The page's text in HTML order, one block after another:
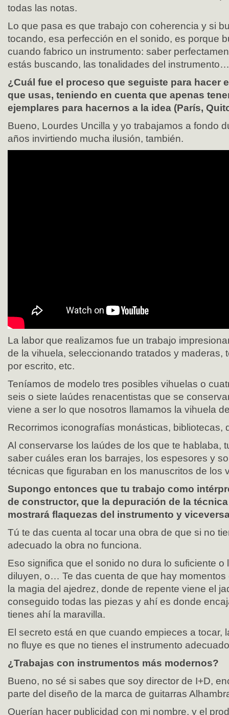
todas las notas.
Lo que pasa es que trabajo con coherencia y si
tocando, esa perfección en el sonido, es porque
cuando fabrico un instrumento: saber
estás buscando, las tonalidades del instrumento…
¿Cuál fue el proceso que seguiste para hacer
que usas, teniendo en cuenta que apenas
ejemplares para hacernos a la idea (París,
Bueno, Lourdes Uncilla y yo trabajamos a fondo
años invirtiendo mucha ilusión, también.
La labor que realizamos fue un trabajo
de la vihuela, seleccionando tratados y maderas,
por escrito, etc.
Teníamos de modelo tres posibles vihuelas o
seis o siete laúdes renacentistas que se
viene a ser lo que nosotros llamamos la vihuela
Recorrimos iconografías monásticas, bibliotecas,
Al conservarse los laúdes de los que te hablaba,
saber cuáles eran los barrajes, los espesores y
técnicas que figuraban en los manuscritos de los
Supongo entonces que tu trabajo como
de constructor, que la depuración de la
mostrará flaquezas del instrumento y
Tú te das cuenta al tocar una obra de que si no
adecuado la obra no funciona.
Eso significa que el sonido no dura lo suficiente o
diluyen, o… Te das cuenta de que hay
la magia del ajedrez, donde de repente viene el
conseguido todas las piezas y ahí es donde
tienes ahí la maravilla.
El secreto está en que cuando empieces a tocar,
no fluye es que no tienes el instrumento
¿Trabajas con instrumentos más modernos?
Bueno, no sé si sabes que soy director de I+D,
parte del diseño de la marca de guitarras
Querían hacer publicidad con mi nombre, y el